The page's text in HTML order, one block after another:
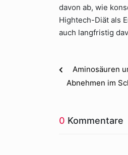
davon ab, wie
Hightech-Diät als
auch langfristig
Aminosäuren
Abnehmen im
0 Kommentare